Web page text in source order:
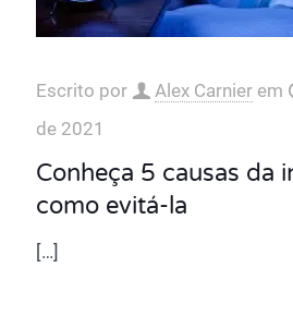
Escrito por Alex Carnier em
de 2021
Conheça 5 causas da
como evitá-la
[…]